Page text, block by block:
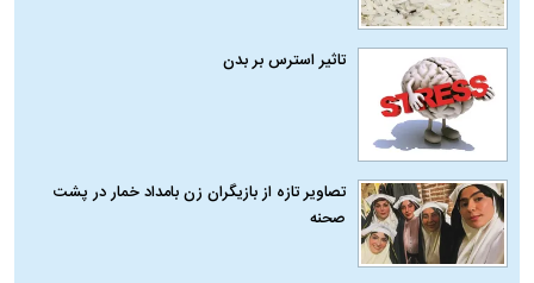
تاثیر استرس بر بدن
تصاویر تازه از بازیگران زن بامداد خمار در پشت
صحنه